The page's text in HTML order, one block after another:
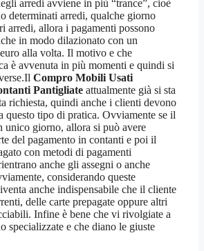
arredi avviene in più “trance”, cioè
determinati arredi, qualche giorno
arredi, allora i pagamenti possono
in modo dilazionato con un
alla volta. Il motivo e che
è avvenuta in più momenti e quindi si
Compro Mobili Usati
Pantigliate attualmente già si sta
richiesta, quindi anche i clienti devono
questo tipo di pratica. Ovviamente se il
unico giorno, allora si può avere
del pagamento in contanti e poi il
con metodi di pagamenti
anche gli assegni o anche
considerando queste
anche indispensabile che il cliente
delle carte prepagate oppure altri
Infine è bene che vi rivolgiate a
specializzate e che diano le giuste